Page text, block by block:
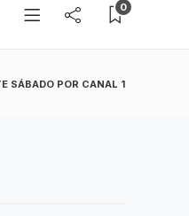
0
SÁBADO POR CANAL 1